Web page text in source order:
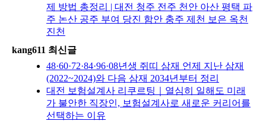
제 방법 총정리 | 대전 청주 전주 천안 아산 평택 파
주 논산 공주 부여 당진 함안 충주 제천 보은 옥천
진천
kang611 최신글
48·60·72·84·96·08년생 쥐띠 삼재 언제 지난 삼재
(2022~2024)와 다음 삼재 2034년부터 정리
대전 보험설계사 리쿠르팅｜열심히 일해도 미래
가 불안한 직장인, 보험설계사로 새로운 커리어를
선택하는 이유